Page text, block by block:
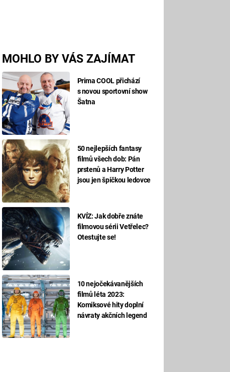
MOHLO BY VÁS ZAJÍMAT
Prima COOL přichází
s novou sportovní show
Šatna
50 nejlepších fantasy
filmů všech dob: Pán
prstenů a Harry Potter
jsou jen špičkou ledovce
KVÍZ: Jak dobře znáte
filmovou sérii Vetřelec?
Otestujte se!
10 nejočekávanějších
filmů léta 2023:
Komiksové hity doplní
návraty akčních legend